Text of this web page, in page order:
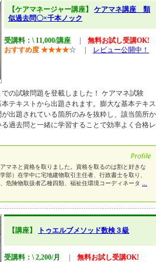
【ケアマネージャー講座】 ケアマネ講座 類
似過去問〇×千本ノック
受講料：\ 11,000/講座
無料お試し受講OK!
おすすめ度 ★★★★☆ レビュー公開中！
の試験問題を登載しました！ ケアマネ試験
テキストから出題されます。膨大な基本テキス
が出題されている箇所のみを抜粋し、該当箇所か
る過去問と一緒に学習することで効率よく合格レ
マネと資格を取りました。資格を取るのは割と好きな
部）在学中に宅地建物取引主任者、行政書士を取り、
危険物取扱者乙種四類、福祉住環境コーディネータ
【講座】 トゥエルブメソッド数検３級
受講料：\ 2,200/月
無料お試し受講OK!